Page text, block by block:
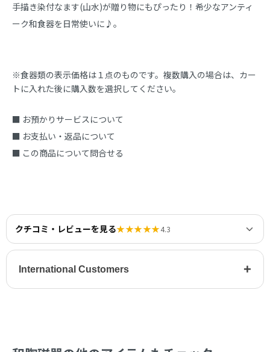
手描き染付なます(山水)が贈り物にもぴったり！希少なアンティ
ーク和食器を日常使いに♪。
※食器類の表示価格は１点のものです。複数購入の場合は、カー
トに入れた後に購入数を選択してください。
■ お預かりサービスについて
■ お支払い・返品について
■ この商品について問合せる
クチコミ・レビューを見る★★★★★4.3
International Customers +